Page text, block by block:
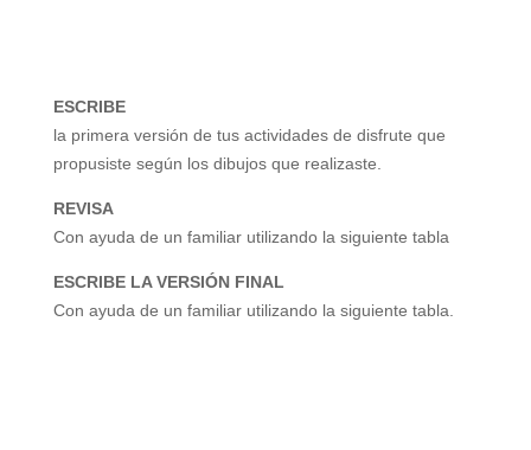
ESCRIBE
la primera versión de tus actividades de disfrute que
propusiste según los dibujos que realizaste.
REVISA
Con ayuda de un familiar utilizando la siguiente tabla
ESCRIBE LA VERSIÓN FINAL
Con ayuda de un familiar utilizando la siguiente tabla.